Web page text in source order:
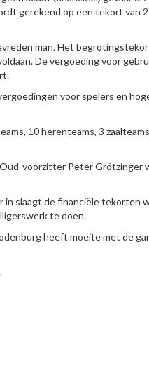
gerekend op een tekort van
man. Het
De vergoeding voor
voor spelers en
10 herenteams, 3
voorzitter Peter Grötzinger
in slaagt de financiële tekorten
te doen.
heeft moeite met de